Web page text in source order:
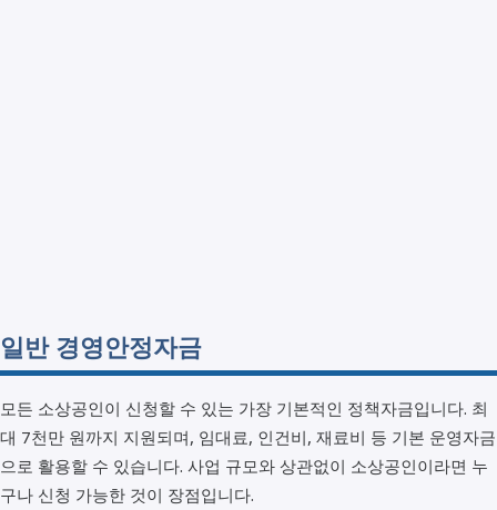
일반 경영안정자금
모든 소상공인이 신청할 수 있는 가장 기본적인 정책자금입니다. 최
대 7천만 원까지 지원되며, 임대료, 인건비, 재료비 등 기본 운영자금
으로 활용할 수 있습니다. 사업 규모와 상관없이 소상공인이라면 누
구나 신청 가능한 것이 장점입니다.